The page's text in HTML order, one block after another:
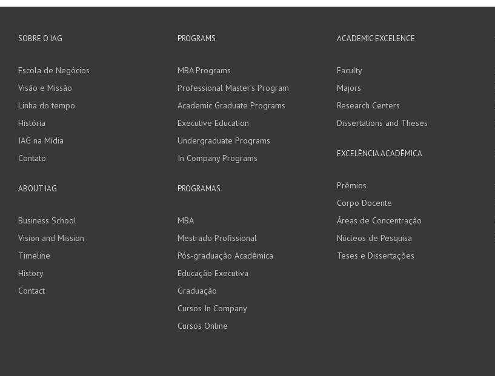
SOBRE O IAG
Escola de Negócios
Visão e Missão
Linha do tempo
História
IAG na Mídia
Contato
ABOUT IAG
Business School
Vision and Mission
Timeline
History
Contact
PROGRAMS
MBA Programs
Professional Master’s Program
Academic Graduate Programs
Executive Education
Undergraduate Programs
In Company Programs
PROGRAMAS
MBA
Mestrado Profissional
Pós-graduação Acadêmica
Educação Executiva
Graduação
Cursos In Company
Cursos Online
ACADEMIC EXCELENCE
Faculty
Majors
Research Centers
Dissertations and Theses
EXCELÊNCIA ACADÊMICA
Prêmios
Corpo Docente
Áreas de Concentração
Núcleos de Pesquisa
Teses e Dissertações